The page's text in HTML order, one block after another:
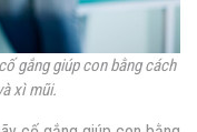
gắng giúp con bằng cách
xì mũi.